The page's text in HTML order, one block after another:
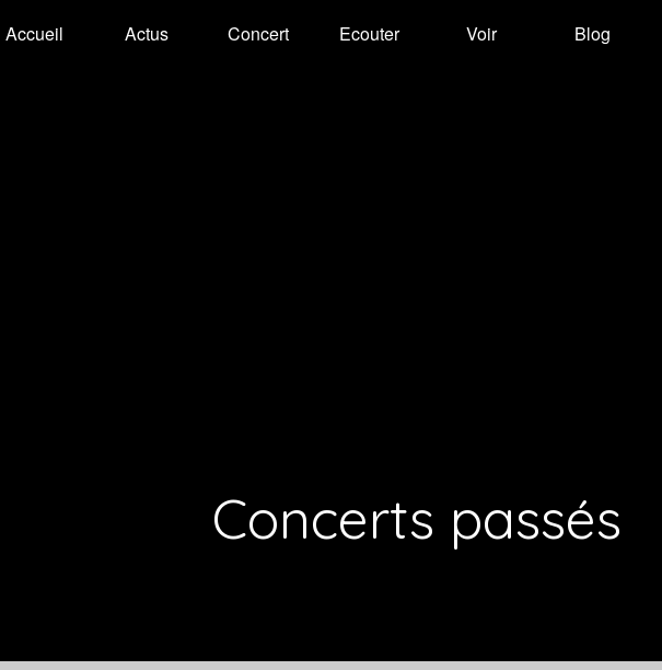
Accueil Actus Concert Ecouter Voir Blog
Concerts passés